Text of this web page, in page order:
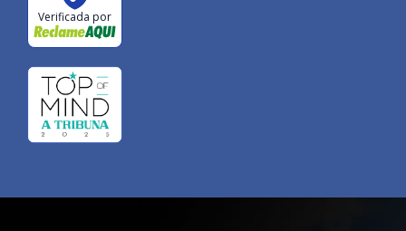
Verificada por